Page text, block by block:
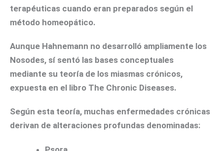
terapéuticas cuando eran preparados según el
método homeopático.
Aunque Hahnemann no desarrolló ampliamente los
Nosodes, sí sentó las bases conceptuales
mediante su teoría de los miasmas crónicos,
expuesta en el libro The Chronic Diseases.
Según esta teoría, muchas enfermedades crónicas
derivan de alteraciones profundas denominadas: